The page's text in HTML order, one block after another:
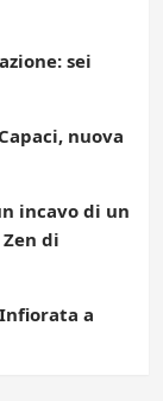
sei
nuova
incavo di un
di
a